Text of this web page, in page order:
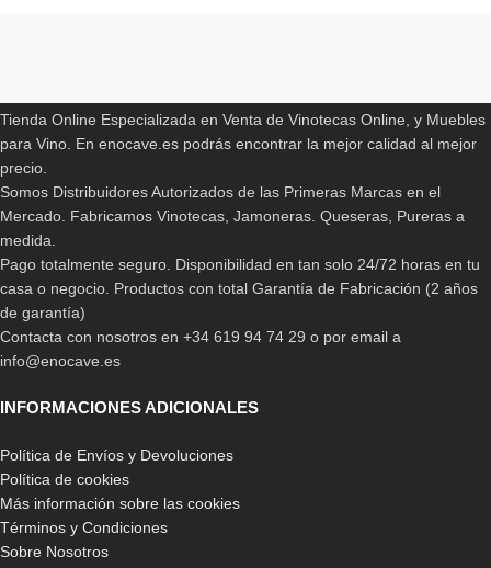
Tienda Online Especializada en Venta de Vinotecas Online, y Muebles
para Vino. En enocave.es podrás encontrar la mejor calidad al mejor
precio.
Somos Distribuidores Autorizados de las Primeras Marcas en el
Mercado. Fabricamos Vinotecas, Jamoneras. Queseras, Pureras a
medida.
Pago totalmente seguro. Disponibilidad en tan solo 24/72 horas en tu
casa o negocio. Productos con total Garantía de Fabricación (2 años
de garantía)
Contacta con nosotros en +34 619 94 74 29 o por email a
info@enocave.es
INFORMACIONES ADICIONALES
Política de Envíos y Devoluciones
Política de cookies
Más información sobre las cookies
Términos y Condiciones
Sobre Nosotros